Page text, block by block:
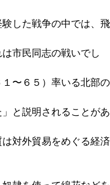
した戦争の中では、飛
市民同志の戦いでし
〜６５）率いる北部の
と説明されることがあ
対外貿易をめぐる経済